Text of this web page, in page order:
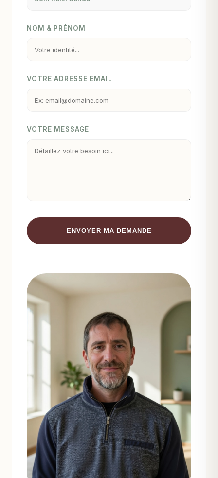
NOM & PRÉNOM
VOTRE ADRESSE EMAIL
VOTRE MESSAGE
ENVOYER MA DEMANDE